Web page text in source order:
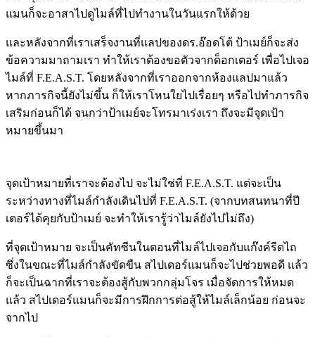
แมนก็จะอาสาไปดูไมล์ที่ไปทำงานในวันแรกให้ด้วย
และหลังจากที่เราเสร็จงานที่แลปของดร.อ๊อดโต้ ป้าเมย์ก็จะส่ง
ข้อความมาถามเรา ทำให้เราต้องขอตัวจากด็อกเตอร์ เพื่อไปเจอ
ไมล์ที่ F.E.A.S.T. โดยหลังจากที่เราออกจากห้องแลปมาแล้ว
หากภารกิจนี้ยังไม่ขึ้น ก็ให้เราโหนใยไปเรื่อยๆ หรือไปทำภารกิจ
เสริมก่อนก็ได้ จนกว่าป้าเมย์จะโทรมาเร่งเรา ถึงจะมีจุดเป้า
หมายขึ้นมา
จุดเป้าหมายที่เราจะต้องไป จะไม่ใช่ที่ F.E.A.S.T. แต่จะเป็น
ระหว่างทางที่ไมล์กำลังเดินไปที่ F.E.A.S.T. (จากบทสนทนาที่ปี
เตอร์ได้คุยกับป้าเมย์ จะทำให้เรารู้ว่าไมล์ยังไปไม่ถึง)
ที่จุดเป้าหมาย จะเป็นคัทซีนในตอนที่ไมล์ไปเจอกับแก๊งค์รีดไถ
ซึ่งในขณะที่ไมล์กำลังขัดขืน สไปเดอร์แมนก็จะไปช่วยพอดี แล้ว
ก็จะเป็นฉากที่เราจะต้องสู้กับพวกกลุ่มโจร เมื่อจัดการให้หมด
แล้ว สไปเดอร์แมนก็จะมีการฝึกการต่อสู้ให้ไมล์เล็กน้อย ก่อนจะ
จากไป